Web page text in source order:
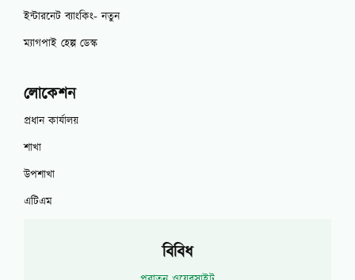
ইন্টারনেট ব্যাংকিং- নতুন
ম্যাগপাই হেল্প ডেস্ক
লোকেশন
প্রধান কার্যালয়
শাখা
উপশাখা
এটিএম
বিবিধ